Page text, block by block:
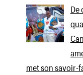
De
met son savoir-